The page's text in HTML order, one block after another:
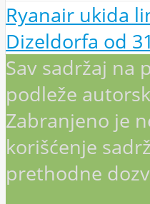
Ryanair ukida
Dizeldorfa od
Sav sadržaj na
podleže
Zabranjeno je
korišćenje
prethodne